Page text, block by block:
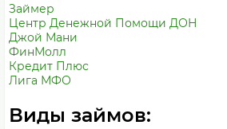
Займер
Центр Денежной Помощи ДОН
Джой Мани
ФинМолл
Кредит Плюс
Лига МФО
Виды займов: